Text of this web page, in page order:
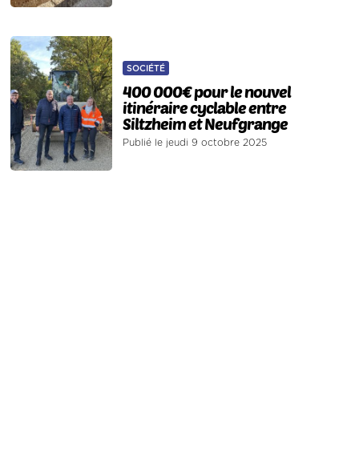
SOCIÉTÉ
400 000€ pour le nouvel
itinéraire cyclable entre
Siltzheim et Neufgrange
Publié le jeudi 9 octobre 2025